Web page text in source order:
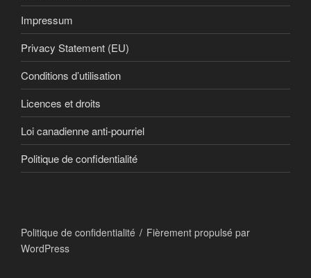
Impressum
Privacy Statement (EU)
Conditions d’utilisation
Licences et droits
Loi canadienne anti-pourriel
Politique de confidentialité
Politique de confidentialité
Fièrement propulsé par
WordPress